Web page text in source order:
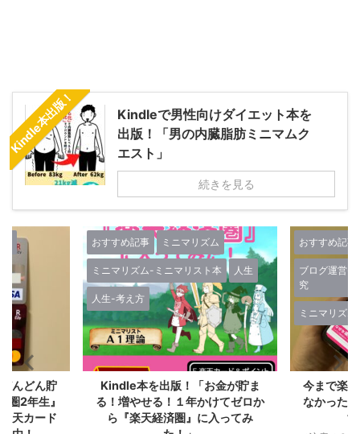
Kindle本出版！
Kindleで男性向けダイエット本を
出版！「男の内臓脂肪ミニマムク
エスト」
続きを見る
んどん貯
圏2年生』
天カード
おすすめ記事 ミニマリズム
ミニマリズム-ミニマリスト本 人生
人生-考え方
Kindle本を出版！「お金が貯ま
る！増やせる！１年かけてゼロか
ら『楽天経済圏』に入ってみ
おすすめ記事
ブログ運営-
究
ミニマリズム
今まで楽
なかった